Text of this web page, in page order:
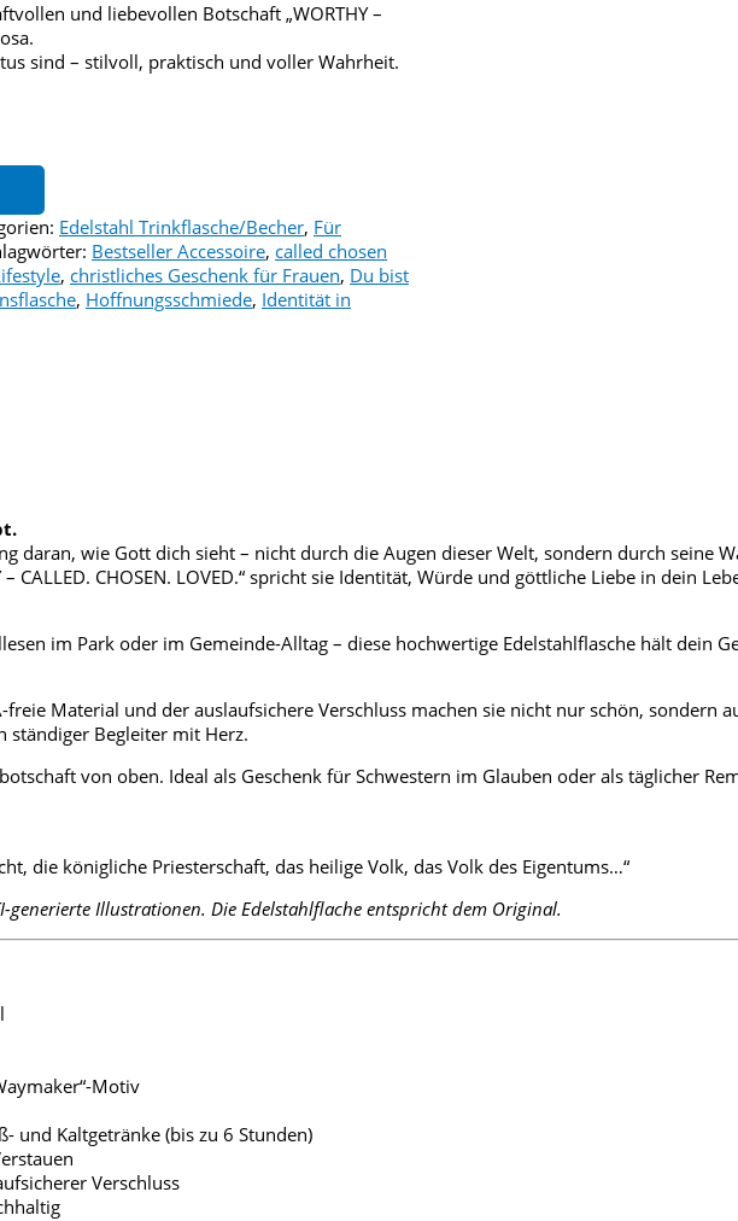
und liebevollen Botschaft „WORTHY –
sind – stilvoll, praktisch und voller Wahrheit.
Edelstahl Trinkflasche/Becher, Für
Bestseller Accessoire, called chosen
, christliches Geschenk für Frauen, Du bist
, Hoffnungsschmiede, Identität in
daran, wie Gott dich sieht – nicht durch die Augen dieser Welt, sondern durch seine
CALLED. CHOSEN. LOVED.“ spricht sie Identität, Würde und göttliche Liebe in dein
im Park oder im Gemeinde-Alltag – diese hochwertige Edelstahlflasche hält dein
Material und der auslaufsichere Verschluss machen sie nicht nur schön, sondern
ständiger Begleiter mit Herz.
von oben. Ideal als Geschenk für Schwestern im Glauben oder als täglicher
die königliche Priesterschaft, das heilige Volk, das Volk des Eigentums…“
generierte Illustrationen. Die Edelstahlflache entspricht dem Original.
Motiv
und Kaltgetränke (bis zu 6 Stunden)
Verschluss